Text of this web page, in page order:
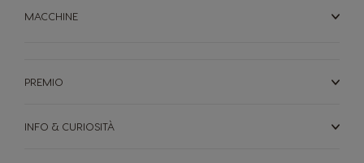
MACCHINE
PREMIO
INFO & CURIOSITÀ